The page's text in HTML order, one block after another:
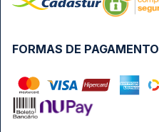
FORMAS DE PAGAMENTO